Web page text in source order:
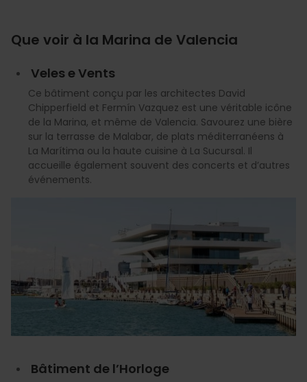
Que voir à la Marina de Valencia
Veles e Vents
Ce bâtiment conçu par les architectes David
Chipperfield et Fermín Vazquez est une véritable icône
de la Marina, et même de Valencia. Savourez une bière
sur la terrasse de Malabar, de plats méditerranéens à
La Marítima ou la haute cuisine à La Sucursal. Il
accueille également souvent des concerts et d’autres
événements.
Bâtiment de l’Horloge